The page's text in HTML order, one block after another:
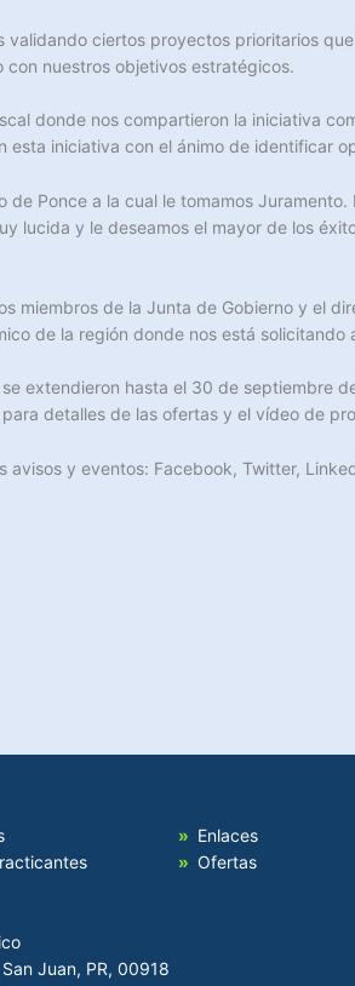
ciertos proyectos prioritarios
nuestros objetivos estratégicos.
donde nos compartieron la iniciativa
esta iniciativa con el ánimo de identificar
Ponce a la cual le tomamos
y le deseamos el mayor de los
de la Junta de Gobierno y el
de la región donde nos está
extendieron hasta el 30 de septiembre
para detalles de las ofertas y el vídeo de
y eventos: Facebook, Twitter,
Enlaces
Ofertas
Juan, PR, 00918